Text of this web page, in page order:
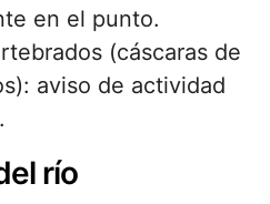
en el punto.
(cáscaras de
aviso de actividad
río